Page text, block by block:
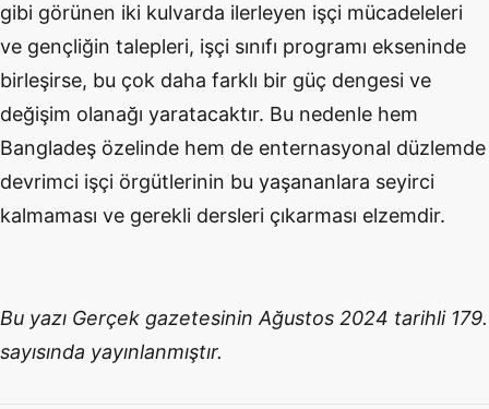
gibi görünen iki kulvarda ilerleyen işçi mücadeleleri
ve gençliğin talepleri, işçi sınıfı programı ekseninde
birleşirse, bu çok daha farklı bir güç dengesi ve
değişim olanağı yaratacaktır. Bu nedenle hem
Bangladeş özelinde hem de enternasyonal düzlemde
devrimci işçi örgütlerinin bu yaşananlara seyirci
kalmaması ve gerekli dersleri çıkarması elzemdir.
Bu yazı Gerçek gazetesinin Ağustos 2024 tarihli 179.
sayısında yayınlanmıştır.